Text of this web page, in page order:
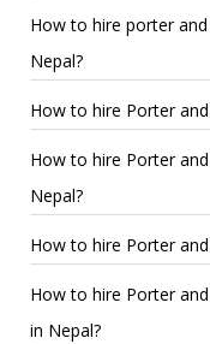
How to hire porter
Nepal?
How to hire Porter
How to hire Porter
Nepal?
How to hire Porter
How to hire Porter
in Nepal?